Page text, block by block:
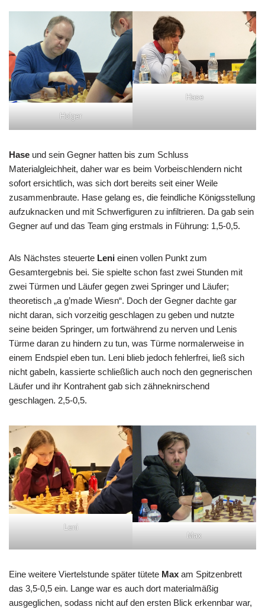
Holger
Hase
Hase und sein Gegner hatten bis zum Schluss
Materialgleichheit, daher war es beim Vorbeischlendern nicht
sofort ersichtlich, was sich dort bereits seit einer Weile
zusammenbraute. Hase gelang es, die feindliche Königsstellung
aufzuknacken und mit Schwerfiguren zu infiltrieren. Da gab sein
Gegner auf und das Team ging erstmals in Führung: 1,5-0,5.
Als Nächstes steuerte Leni einen vollen Punkt zum
Gesamtergebnis bei. Sie spielte schon fast zwei Stunden mit
zwei Türmen und Läufer gegen zwei Springer und Läufer;
theoretisch „a g’made Wiesn“. Doch der Gegner dachte gar
nicht daran, sich vorzeitig geschlagen zu geben und nutzte
seine beiden Springer, um fortwährend zu nerven und Lenis
Türme daran zu hindern zu tun, was Türme normalerweise in
einem Endspiel eben tun. Leni blieb jedoch fehlerfrei, ließ sich
nicht gabeln, kassierte schließlich auch noch den gegnerischen
Läufer und ihr Kontrahent gab sich zähneknirschend
geschlagen. 2,5-0,5.
Leni
Max
Eine weitere Viertelstunde später tütete Max am Spitzenbrett
das 3,5-0,5 ein. Lange war es auch dort materialmäßig
ausgeglichen, sodass nicht auf den ersten Blick erkennbar war,